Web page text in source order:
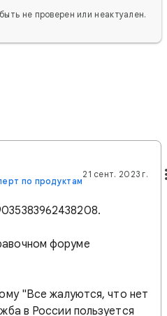
не проверен или неактуален.
по продуктам
21 сент. 2023 г.
форуме
"Все жалуются, что нет
в России пользуется